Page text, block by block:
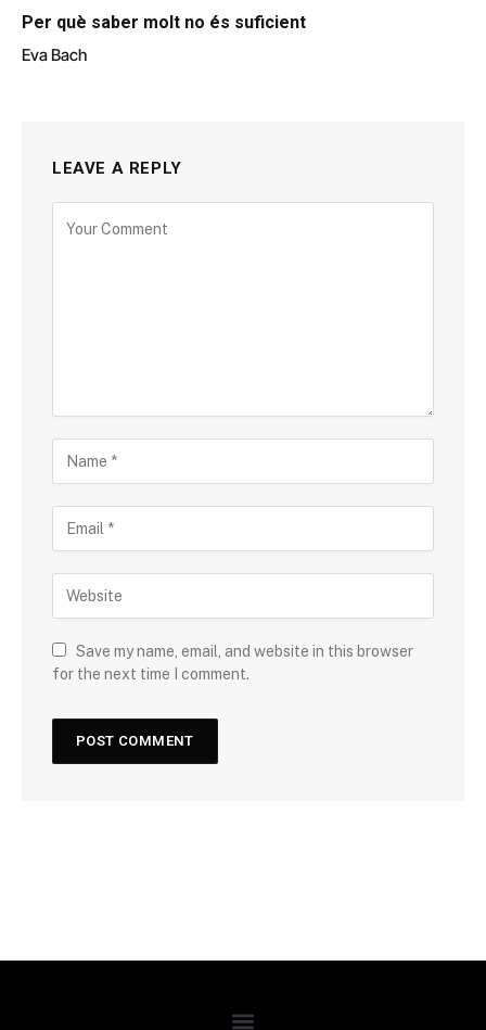
Per què saber molt no és suficient
Eva Bach
LEAVE A REPLY
Save my name, email, and website in this browser
for the next time I comment.